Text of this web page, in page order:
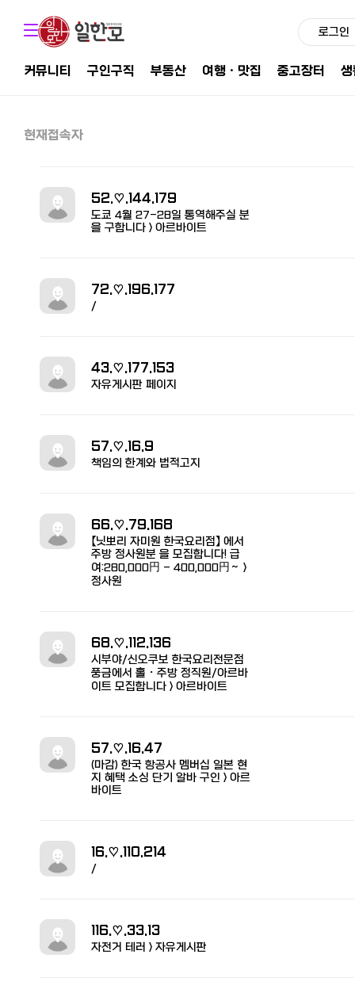
로그인
커뮤니티 구인구직 부동산 여행ㆍ맛집 중고장터
현재접속자
52.♡.144.179
도쿄 4월 27-28일 통역해주실 분
을 구합니다 > 아르바이트
72.♡.196.177
/
43.♡.177.153
자유게시판 페이지
57.♡.16.9
책임의 한계와 법적고지
66.♡.79.168
【닛뽀리 자미원 한국요리점】 에서
주방 정사원분 을 모집합니다! 급
여:280,000円 - 400,000円～ >
정사원
68.♡.112.136
시부야/신오쿠보 한국요리전문점
풍금에서 홀・주방 정직원/아르바
이트 모집합니다 > 아르바이트
57.♡.16.47
(마감) 한국 항공사 멤버십 일본 현
지 혜택 소싱 단기 알바 구인 > 아르
바이트
16.♡.110.214
/
116.♡.33.13
자전거 테러 > 자유게시판